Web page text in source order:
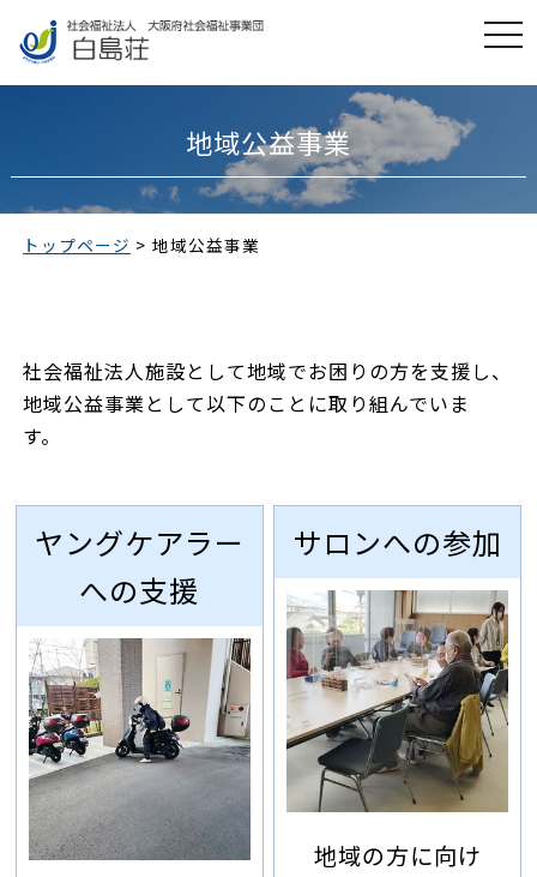
t
o
g
v
g
地域公益事業
トップページ > 地域公益事業
社会福祉法人施設として地域でお困りの方を支援し、
地域公益事業として以下のことに取り組んでいま
す。
ヤングケアラー
への支援
サロンへの参加
地域の方に向け